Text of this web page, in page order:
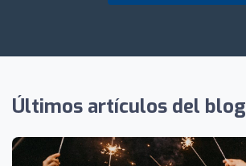
Últimos artículos del blog